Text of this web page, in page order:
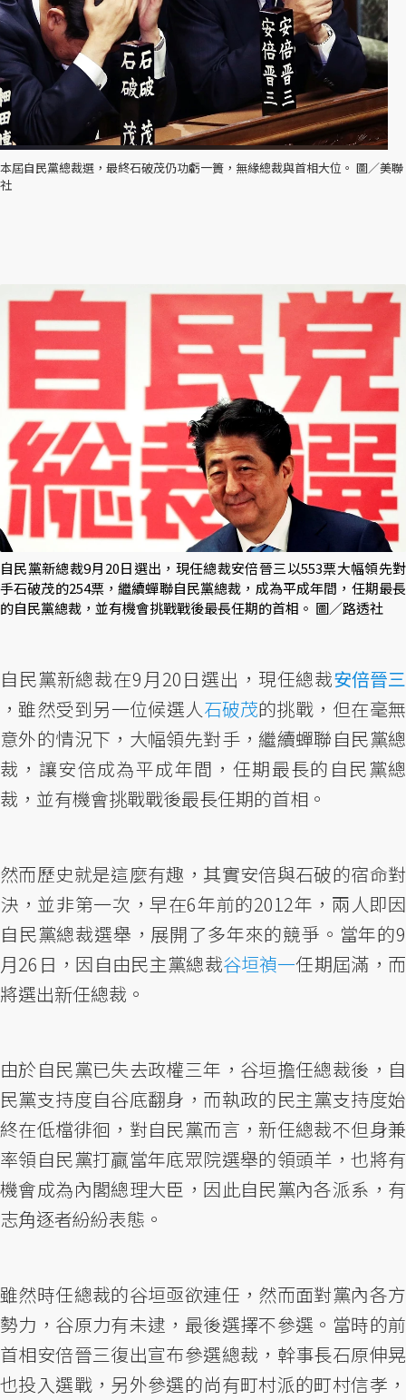
本屆自民黨總裁選，最終石破茂仍功虧一簣，無緣總裁與首相大位。 圖／美聯
社
自民黨新總裁9月20日選出，現任總裁安倍晉三以553票大幅領先對
手石破茂的254票，繼續蟬聯自民黨總裁，成為平成年間，任期最長
的自民黨總裁，並有機會挑戰戰後最長任期的首相。 圖／路透社
自民黨新總裁在9月20日選出，現任總裁安倍晉三
，雖然受到另一位候選人石破茂的挑戰，但在毫無
意外的情況下，大幅領先對手，繼續蟬聯自民黨總
裁，讓安倍成為平成年間，任期最長的自民黨總
裁，並有機會挑戰戰後最長任期的首相。
然而歷史就是這麼有趣，其實安倍與石破的宿命對
決，並非第一次，早在6年前的2012年，兩人即因
自民黨總裁選舉，展開了多年來的競爭。當年的9
月26日，因自由民主黨總裁谷垣禎一任期屆滿，而
將選出新任總裁。
由於自民黨已失去政權三年，谷垣擔任總裁後，自
民黨支持度自谷底翻身，而執政的民主黨支持度始
終在低檔徘徊，對自民黨而言，新任總裁不但身兼
率領自民黨打贏當年底眾院選舉的領頭羊，也將有
機會成為內閣總理大臣，因此自民黨內各派系，有
志角逐者紛紛表態。
雖然時任總裁的谷垣亟欲連任，然而面對黨內各方
勢力，谷原力有未逮，最後選擇不參選。當時的前
首相安倍晉三復出宣布參選總裁，幹事長石原伸晃
也投入選戰，另外參選的尚有町村派的町村信孝，